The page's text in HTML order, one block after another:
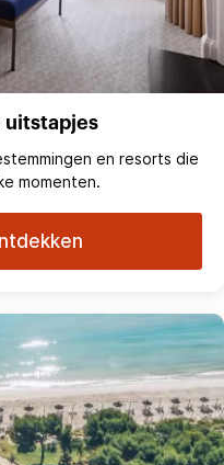
uitstapjes
en resorts die
momenten.